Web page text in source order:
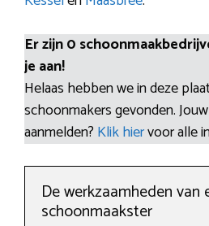
Er zijn 0
je aan!
Helaas hebben we in deze
schoonmakers gevonden.
aanmelden? Klik hiervoor alle
De werkzaamheden van
schoonmaakster